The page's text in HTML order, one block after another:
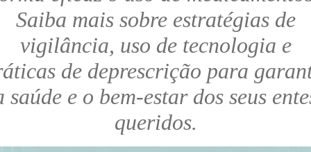
Saiba mais sobre estratégias de
vigilância, uso de tecnologia e
de deprescrição para
saúde e o bem-estar dos seus
queridos.